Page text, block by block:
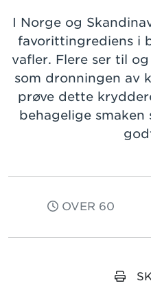
I Norge og
favorittingrediens i
vafler. Flere ser til
som dronningen av
prøve dette
behagelige smaken
OVER 60